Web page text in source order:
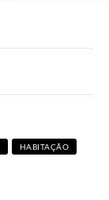
HABITAÇÃO